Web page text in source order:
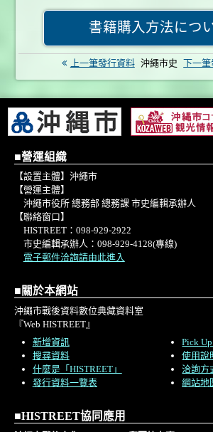
新聞及人名、地名和
繩市史』發行以來，首
書籍購入方法につ
上一筆發行資料 沖繩市史 下一
■營運組織
【設置主體】沖繩市
【營運主體】
沖繩市役所 總務部 總務課 市史編輯承辦人
【聯絡窗口】
HISTREET：098-929-2922
市史編輯承辦人：098-929-4128(專線)
電子郵件洽詢請由此進入
■關於本網站
沖繩市戰後資料數位典藏資料室
『Web HISTREET』
新增資訊
搜尋資料
什麼是「HISTREET」
發行資料一覽表
Pick
使用說
洽詢方
網站地
■HISTREET協同應用